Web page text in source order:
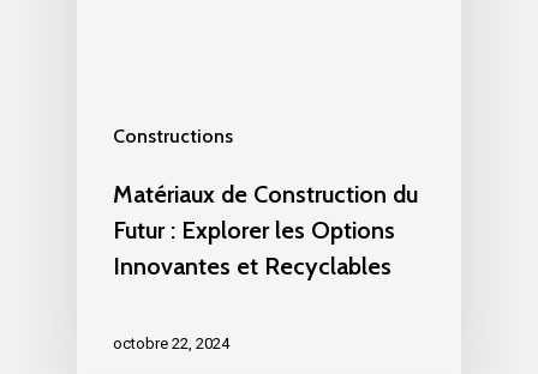
Constructions
Matériaux de Construction du
Futur : Explorer les Options
Innovantes et Recyclables
octobre 22, 2024